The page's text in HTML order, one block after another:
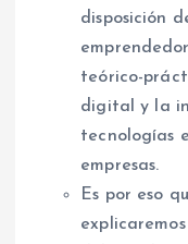
disposición
teórico-
digital y la
tecnologías
empresas.
Es por eso